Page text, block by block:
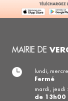
MAIRIE DE
lundi,
Fermé
mardi, jeudi :
de